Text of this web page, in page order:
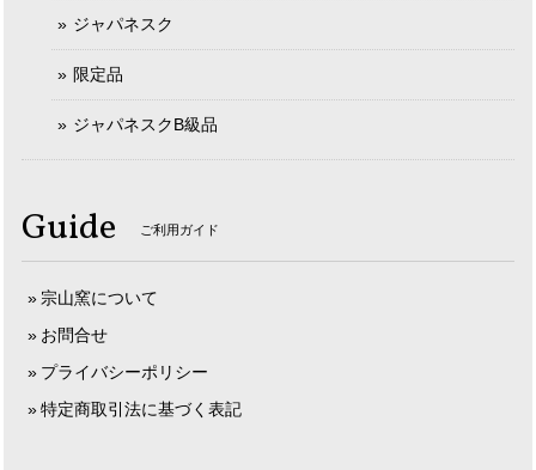
ジャパネスク
限定品
ジャパネスクB級品
Guide ご利用ガイド
宗山窯について
お問合せ
プライバシーポリシー
特定商取引法に基づく表記